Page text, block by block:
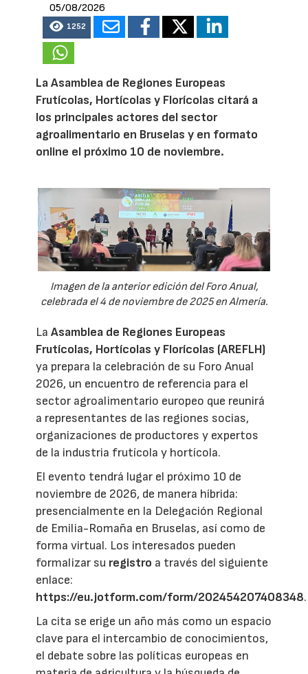
05/08/2026
1252
La Asamblea de Regiones Europeas
Frutícolas, Hortícolas y Florícolas citará a
los principales actores del sector
agroalimentario en Bruselas y en formato
online el próximo 10 de noviembre.
Imagen de la anterior edición del Foro Anual,
celebrada el 4 de noviembre de 2025 en Almería.
LaAsamblea de Regiones Europeas
Frutícolas, Hortícolas y Florícolas (AREFLH)
ya prepara la celebración de su Foro Anual
2026, un encuentro de referencia para el
sector agroalimentario europeo que reunirá
a representantes de las regiones socias,
organizaciones de productores y expertos
de la industria frutícola y hortícola.
El evento tendrá lugar el próximo 10 de
noviembre de 2026, de manera híbrida:
presencialmente en la Delegación Regional
de Emilia-Romaña en Bruselas, así como de
forma virtual. Los interesados pueden
formalizar su registro a través del siguiente
enlace:
https://eu.jotform.com/form/202454207408348.
La cita se erige un año más como un espacio
clave para el intercambio de conocimientos,
el debate sobre las políticas europeas en